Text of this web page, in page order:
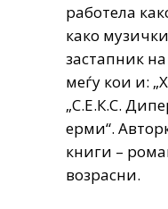
работела
како
застапник
меѓу кои и:
„С.Е.К.С.
ерми“.
книги –
возрасни.